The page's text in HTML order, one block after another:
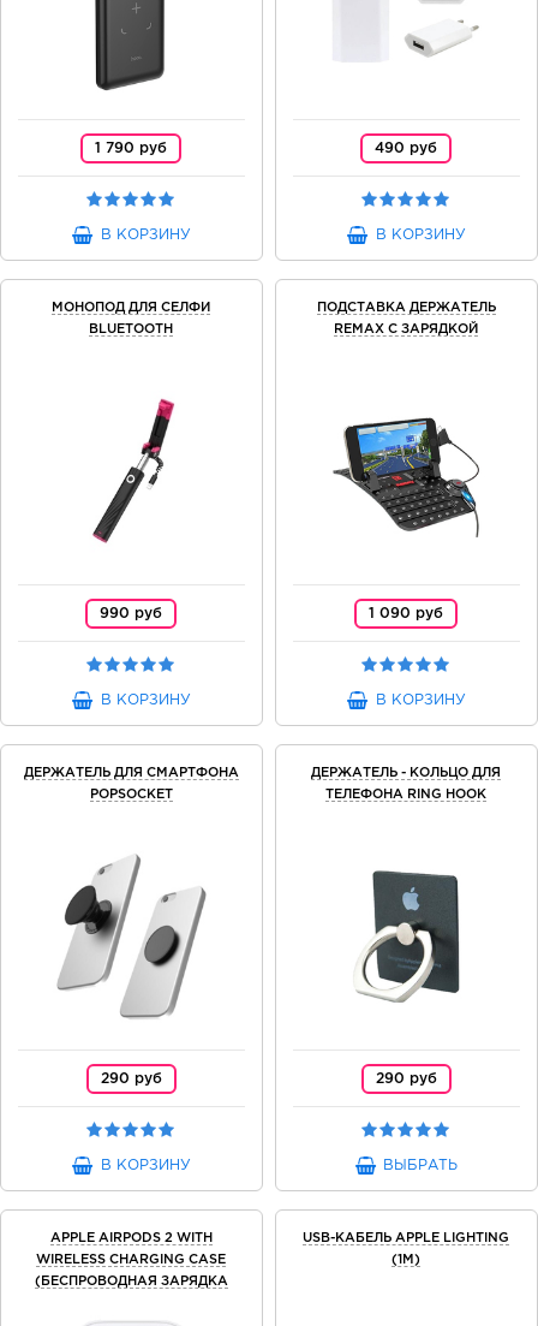
1 790 руб
В КОРЗИНУ
490 руб
В КОРЗИНУ
МОНОПОД ДЛЯ СЕЛФИ
BLUETOOTH
990 руб
В КОРЗИНУ
ПОДСТАВКА ДЕРЖАТЕЛЬ
REMAX С ЗАРЯДКОЙ
1 090 руб
В КОРЗИНУ
ДЕРЖАТЕЛЬ ДЛЯ СМАРТФОНА
POPSOCKET
290 руб
В КОРЗИНУ
ДЕРЖАТЕЛЬ - КОЛЬЦО ДЛЯ
ТЕЛЕФОНА RING HOOK
290 руб
ВЫБРАТЬ
APPLE AIRPODS 2 WITH
WIRELESS CHARGING CASE
(БЕСПРОВОДНАЯ ЗАРЯДКА
USB-КАБЕЛЬ APPLE LIGHTING
(1M)